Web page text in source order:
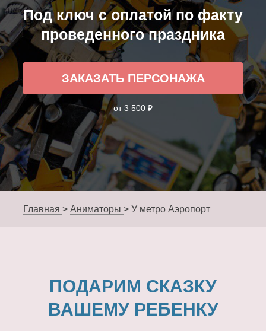
Под ключ с оплатой по факту
проведенного праздника
ЗАКАЗАТЬ ПЕРСОНАЖА
от 3 500 ₽
Главная > Аниматоры > У метро Аэропорт
ПОДАРИМ СКАЗКУ
ВАШЕМУ РЕБЕНКУ